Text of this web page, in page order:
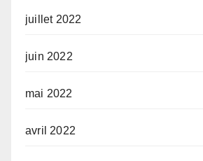
juillet 2022
juin 2022
mai 2022
avril 2022